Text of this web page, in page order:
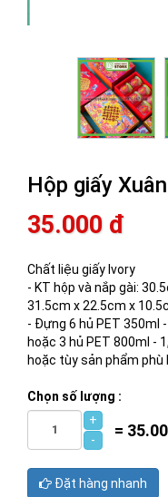
Hộp giấy
35.000 đ
Chất liệu giấy Ivory
- KT hộp và nắp gài:
31.5cm x 22.5cm x
- Đựng 6 hủ PET 350ml -
hoặc 3 hủ PET 800ml -
hoặc tùy sản phẩm
Chọn số lượng :
+
-
=
Đặt hàng nhanh